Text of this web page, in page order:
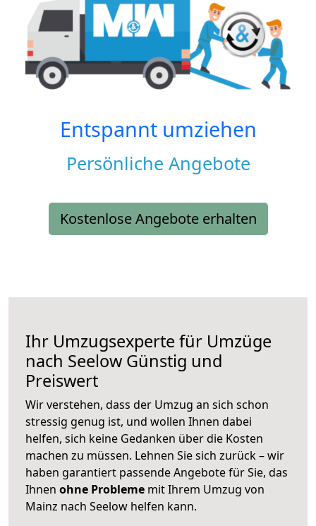
Entspannt umziehen
Persönliche Angebote
Kostenlose Angebote erhalten
Ihr Umzugsexperte für Umzüge
nach Seelow Günstig und
Preiswert
Wir verstehen, dass der Umzug an sich schon
stressig genug ist, und wollen Ihnen dabei
helfen, sich keine Gedanken über die Kosten
machen zu müssen. Lehnen Sie sich zurück – wir
haben garantiert passende Angebote für Sie, das
Ihnen ohne Probleme mit Ihrem Umzug von
Mainz nach Seelow helfen kann.